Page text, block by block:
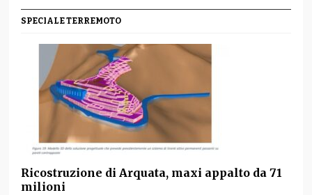
SPECIALE TERREMOTO
Ricostruzione di Arquata, maxi appalto da 71
milioni